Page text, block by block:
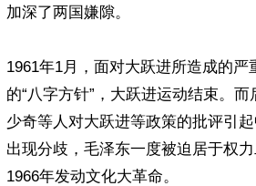
加深了两国嫌隙。
1961年1月，面对大跃进所造成的
的“八字方针”，大跃进运动结束。
少奇等人对大跃进等政策的批评引
出现分歧，毛泽东一度被迫居于权
1966年发动文化大革命。